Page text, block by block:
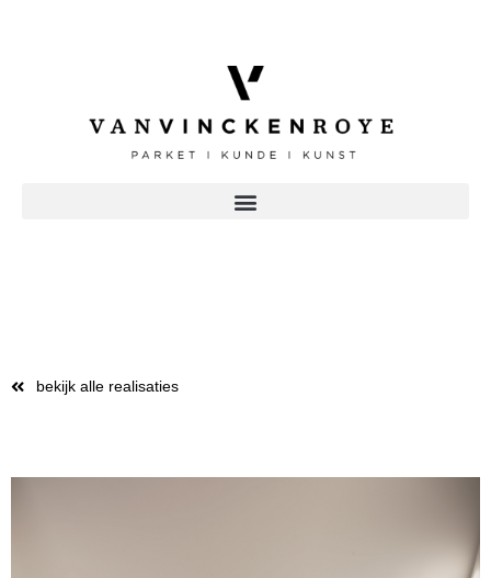
bekijk alle realisaties